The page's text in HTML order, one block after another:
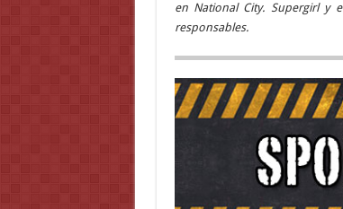
en National City. Supergirl y
responsables.